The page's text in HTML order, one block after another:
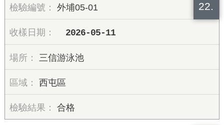
22.
外埔05-01
2026-05-11
三信游泳池
西屯區
合格